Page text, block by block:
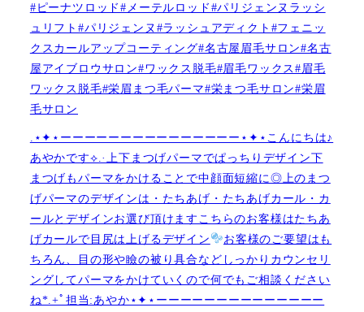
#ピーナツロッド#メーテルロッド#パリジェンヌラッシ
ュリフト#パリジェンヌ#ラッシュアディクト#フェニッ
クスカールアップコーティング#名古屋眉毛サロン#名古
屋アイブロウサロン#ワックス脱毛#眉毛ワックス#眉毛
ワックス脱毛#栄眉まつ毛パーマ#栄まつ毛サロン#栄眉
毛サロン
.⋆✦⋆ーーーーーーーーーーーーーーー⋆✦⋆こんにちは♪
あやかです︎⟡.·上下まつげパーマでぱっちりデザイン下
まつげもパーマをかけることで中顔面短縮に◎上のまつ
げパーマのデザインは・たちあげ・たちあげカール・カ
ールとデザインお選び頂けますこちらのお客様はたちあ
げカールで目尻は上げるデザイン
お客様のご要望はも
ちろん、目の形や瞼の被り具合などしっかりカウンセリ
ングしてパーマをかけていくので何でもご相談ください
ね︎︎︎*.+ﾟ担当:あやか⋆✦⋆ーーーーーーーーーーーーーー